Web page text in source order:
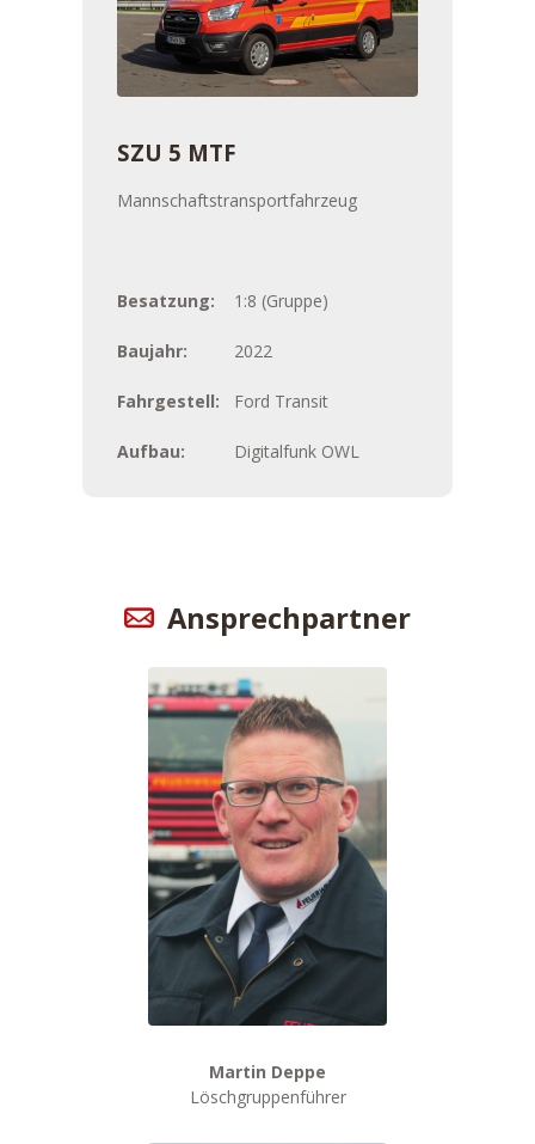
SZU 5 MTF
Mannschaftstransportfahrzeug
Besatzung: 1:8 (Gruppe)
Baujahr: 2022
Fahrgestell: Ford Transit
Aufbau: Digitalfunk OWL
Ansprechpartner
Martin Deppe
Löschgruppenführer